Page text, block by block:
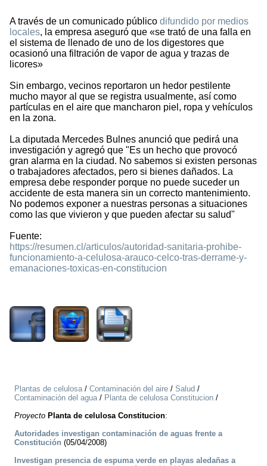
A través de un comunicado público difundido por medios
locales, la empresa aseguró que «se trató de una falla en
el sistema de llenado de uno de los digestores que
ocasionó una filtración de vapor de agua y trazas de
licores»
Sin embargo, vecinos reportaron un hedor pestilente
mucho mayor al que se registra usualmente, así como
partículas en el aire que mancharon piel, ropa y vehículos
en la zona.
La diputada Mercedes Bulnes anunció que pedirá una
investigación y agregó que "Es un hecho que provocó
gran alarma en la ciudad. No sabemos si existen personas
o trabajadores afectados, pero si bienes dañados. La
empresa debe responder porque no puede suceder un
accidente de esta manera sin un correcto mantenimiento.
No podemos exponer a nuestras personas a situaciones
como las que vivieron y que pueden afectar su salud"
Fuente:
https://resumen.cl/articulos/autoridad-sanitaria-prohibe-
funcionamiento-a-celulosa-arauco-celco-tras-derrame-y-
emanaciones-toxicas-en-constitucion
Plantas de celulosa/ Contaminación del aire / Salud /
Contaminación del agua/ Planta de celulosa Constitucion /
Proyecto Planta de celulosa Constitucion:
Autoridades investigan contaminación de aguas frente a
Constitución (05/04/2008)
Investigan presencia de espuma verde en playas aledañas a